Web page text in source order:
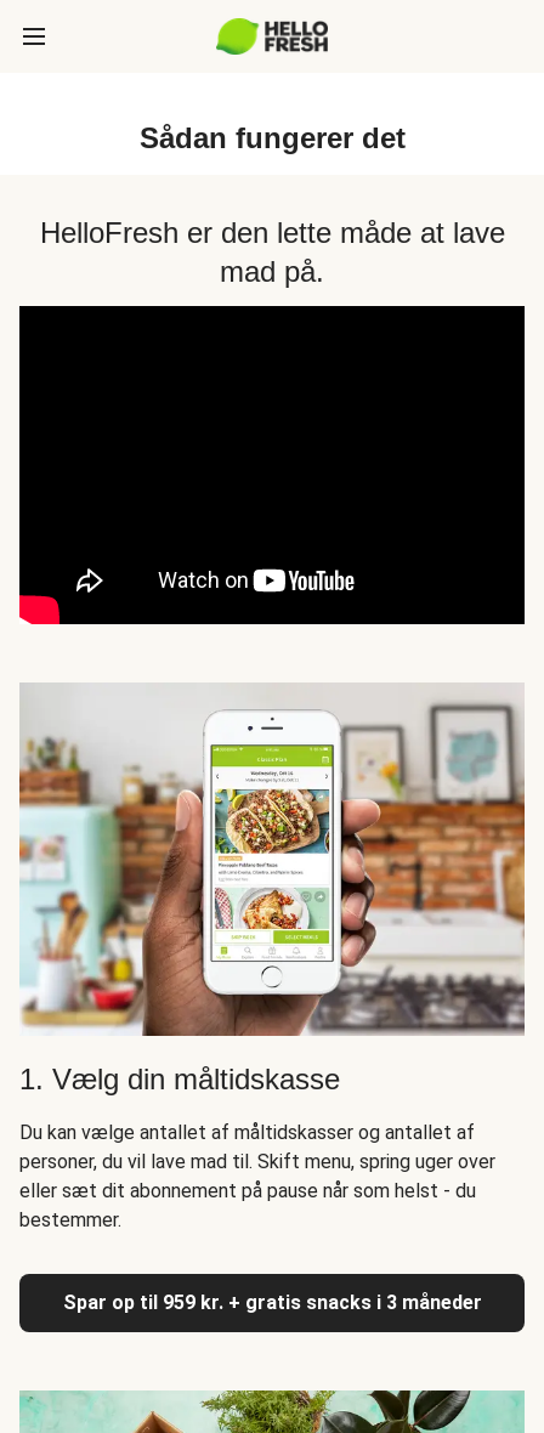
Sådan fungerer det
HelloFresh er den lette måde at lave
mad på.
1. Vælg din måltidskasse
Du kan vælge antallet af måltidskasser og antallet af
personer, du vil lave mad til. Skift menu, spring uger over
eller sæt dit abonnement på pause når som helst - du
bestemmer.
Spar op til 959 kr. + gratis snacks i 3 måneder